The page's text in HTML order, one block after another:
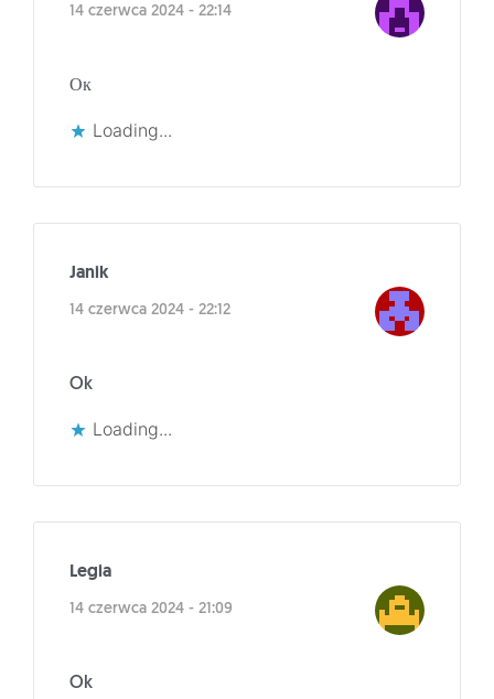
14 czerwca 2024 - 22:14
Ок
Loading...
Janik
14 czerwca 2024 - 22:12
Ok
Loading...
Legia
14 czerwca 2024 - 21:09
Ok